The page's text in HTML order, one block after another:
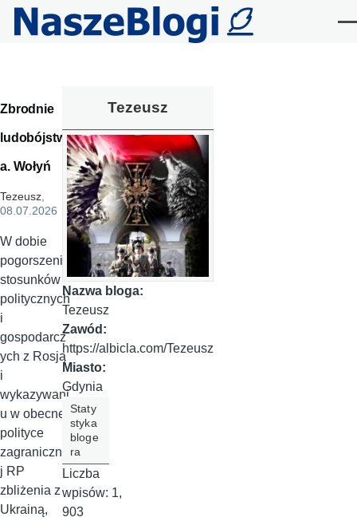
Przejdź do treści
Zbrodnie
ludobójstw
a. Wołyń
Tezeusz,
08.07.2026
W dobie
pogorszenia
stosunków
politycznych
i
gospodarcz
ych z Rosją
i
wykazywani
u w obecnej
polityce
zagraniczne
j RP
zbliżenia z
Ukrainą,
Tezeusz
Nazwa bloga:
Tezeusz
Zawód:
https://albicla.com/Tezeusz
Miasto:
Gdynia
Staty
styka
bloge
ra
Liczba
wpisów: 1,
903